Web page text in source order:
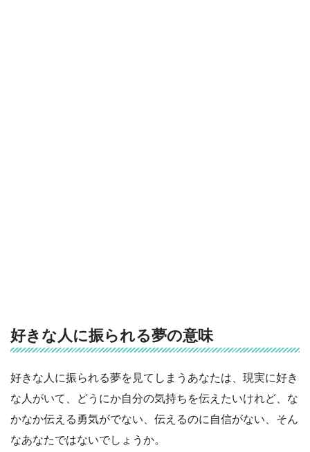
好きな人に振られる夢の意味
好きな人に振られる夢を見てしまうあなたは、現実に好き
な人がいて、どうにか自分の気持ちを伝えたいけれど、な
かなか伝える勇気がでない、伝えるのに自信がない、そん
なあなたではないでしょうか。